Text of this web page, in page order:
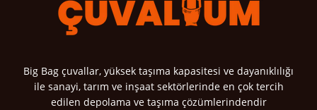
Big Bag çuvallar, yüksek taşıma kapasitesi ve dayanıklılığı
ile sanayi, tarım ve inşaat sektörlerinde en çok tercih
edilen depolama ve taşıma çözümlerindendir